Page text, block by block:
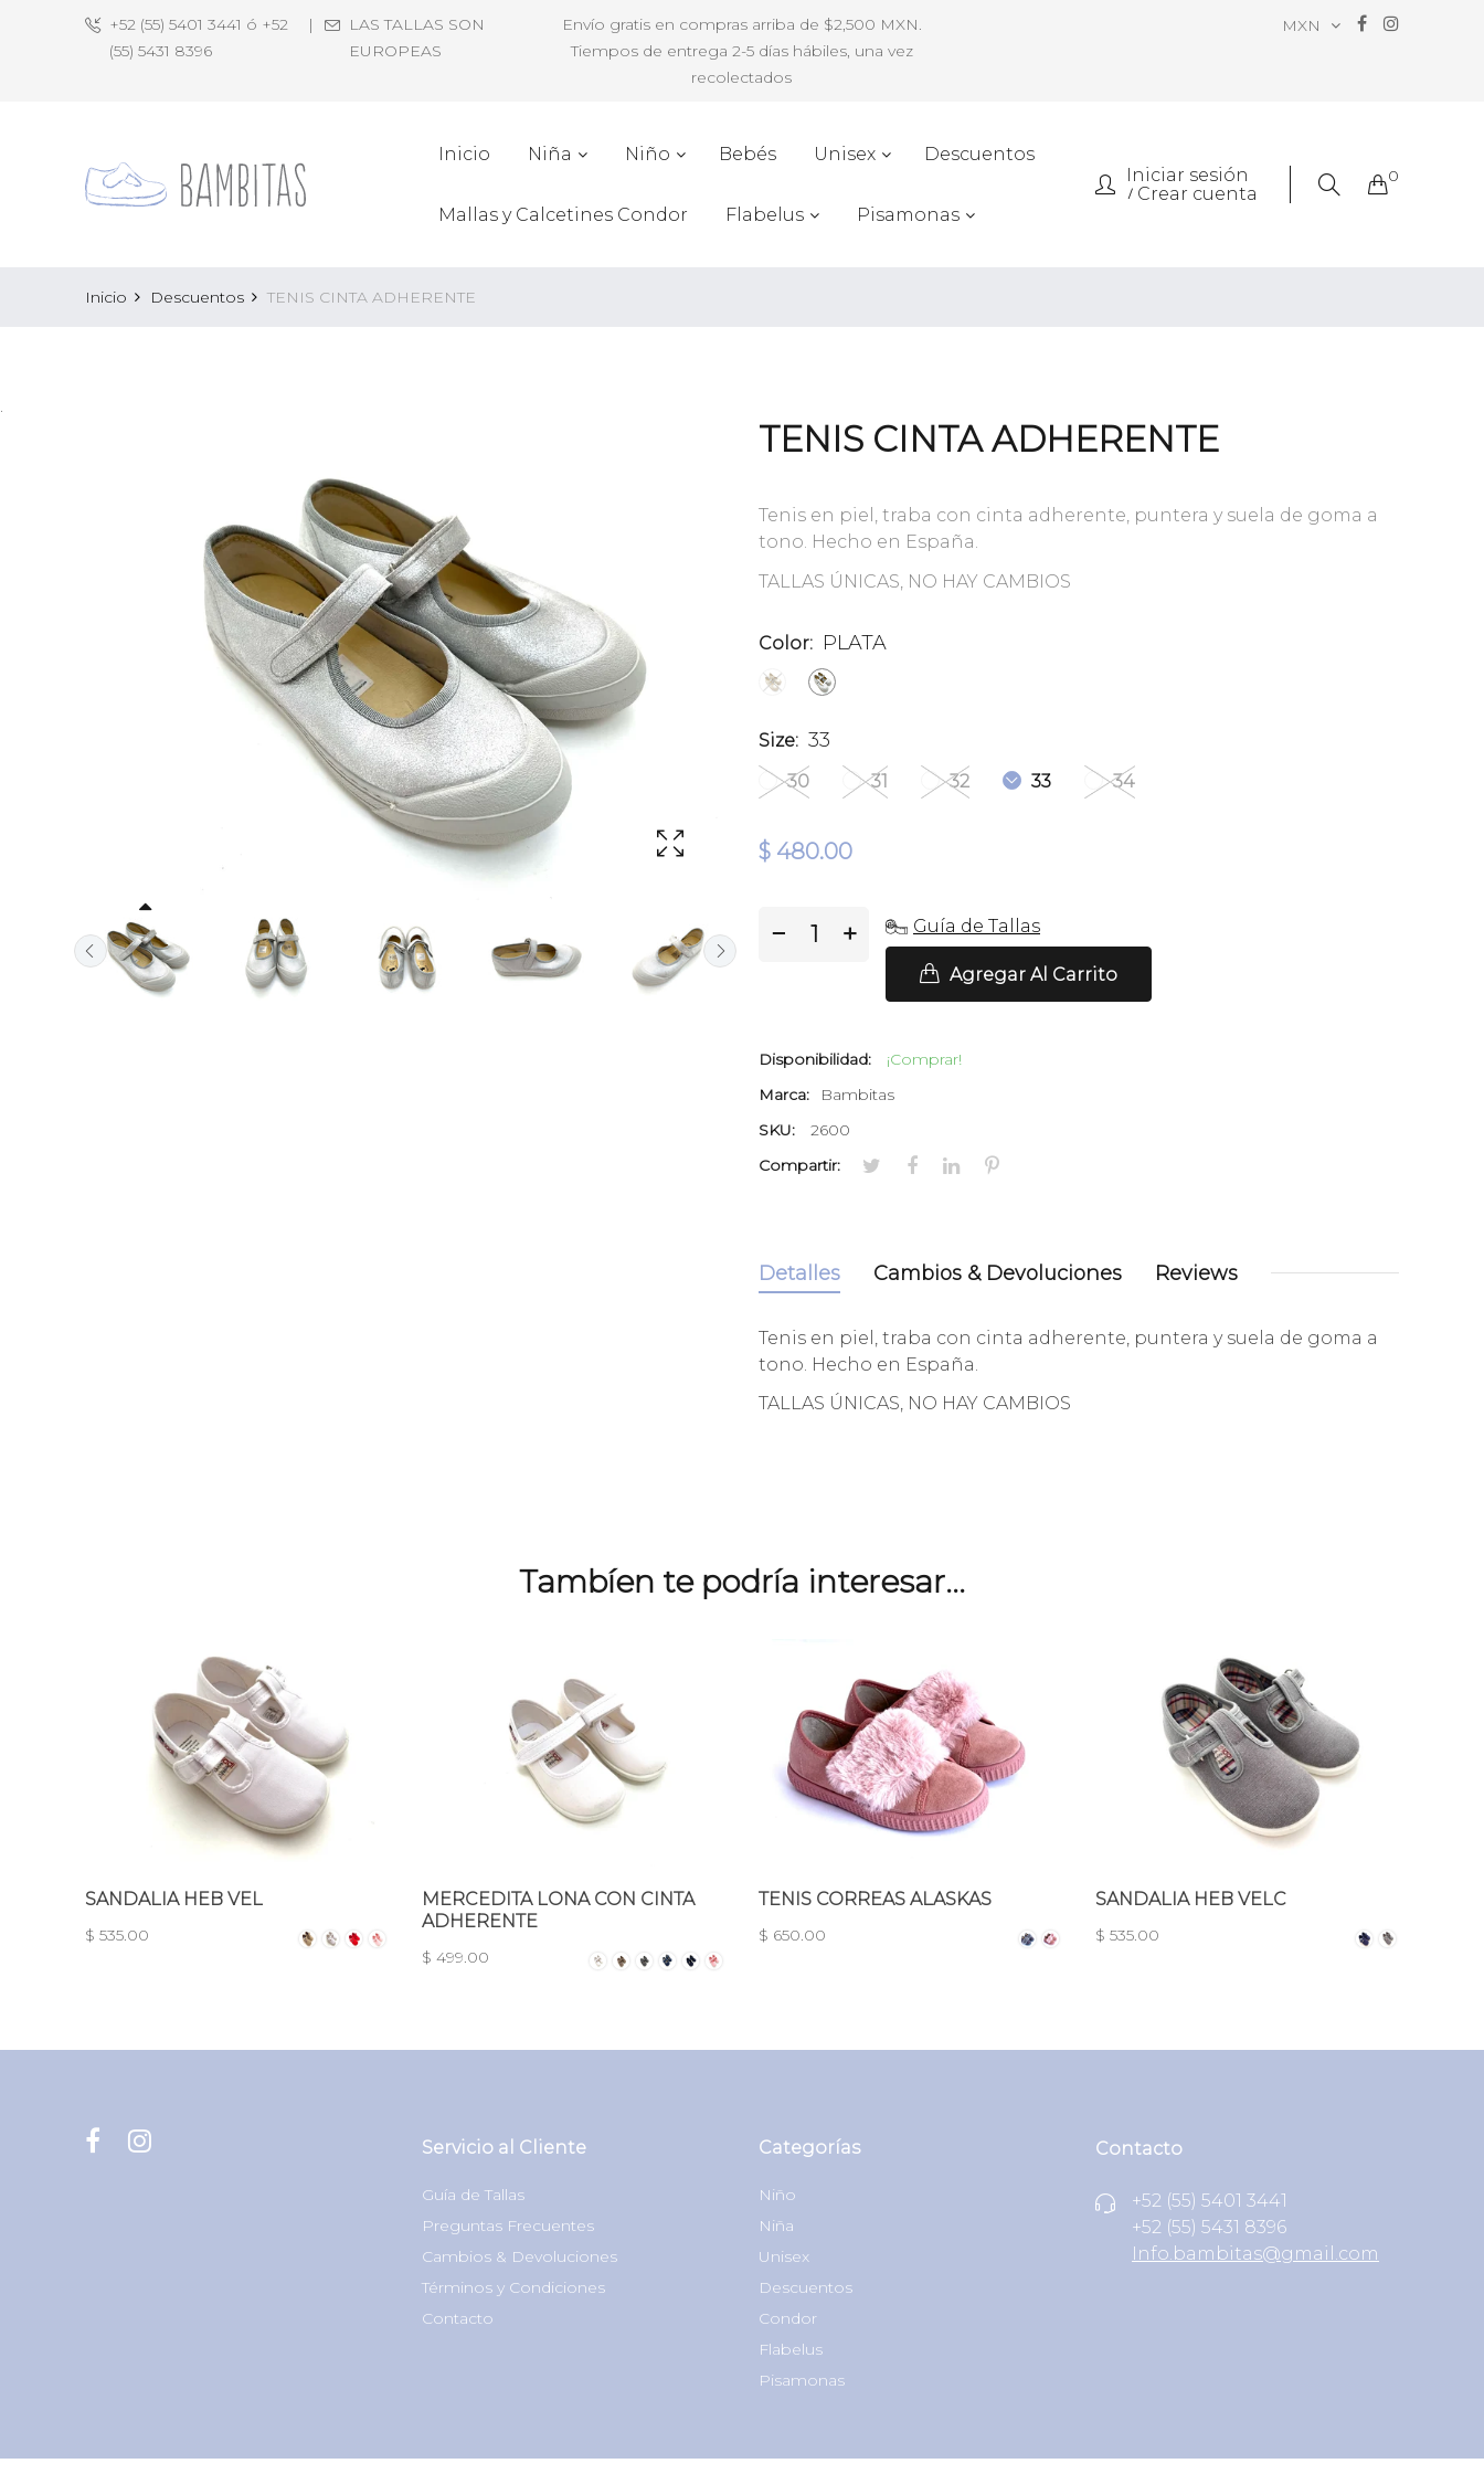
+52 (55) 5401 3441 ó +52
(55) 5431 8396
|
LAS TALLAS SON
EUROPEAS
Envío gratis en compras arriba de $2,500 MXN.
Tiempos de entrega 2-5 días hábiles, una vez
recolectados
MXN
Inicio Niña Niño Bebés Unisex Descuentos
Mallas y Calcetines Condor Flabelus Pisamonas
Iniciar sesión
Crear cuenta
0
Inicio Descuentos TENIS CINTA ADHERENTE
.
TENIS CINTA ADHERENTE
Tenis en piel, traba con cinta adherente, puntera y suela de goma a
tono. Hecho en España.
TALLAS ÚNICAS, NO HAY CAMBIOS
Color: PLATA
Size: 33
30 31 32 33 34
$ 480.00
− + Guía de Tallas
Agregar Al Carrito
Disponibilidad:
¡Comprar!
Marca:
Bambitas
SKU:
2600
Compartir:
Detalles Cambios & Devoluciones Reviews
Tenis en piel, traba con cinta adherente, puntera y suela de goma a
tono. Hecho en España.
TALLAS ÚNICAS, NO HAY CAMBIOS
Tambíen te podría interesar...
SANDALIA HEB VEL
$ 535.00
MERCEDITA LONA CON CINTA
ADHERENTE
$ 499.00
TENIS CORREAS ALASKAS
$ 650.00
SANDALIA HEB VELC
$ 535.00
Servicio al Cliente
Guía de Tallas
Preguntas Frecuentes
Cambios & Devoluciones
Términos y Condiciones
Contacto
Categorías
Niño
Niña
Unisex
Descuentos
Condor
Flabelus
Pisamonas
Contacto
+52 (55) 5401 3441
+52 (55) 5431 8396
Info.bambitas@gmail.com